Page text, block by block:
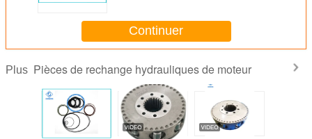
diamètre
Continuer
Plus Pièces de rechange hydrauliques de moteur